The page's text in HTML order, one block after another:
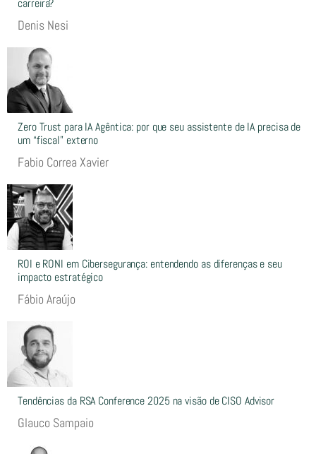
Denis Nesi
Zero Trust para IA Agêntica: por que seu assistente de IA precisa de
um “fiscal” externo
Fabio Correa Xavier
ROI e RONI em Cibersegurança: entendendo as diferenças e seu
impacto estratégico
Fábio Araújo
Tendências da RSA Conference 2025 na visão de CISO Advisor
Glauco Sampaio